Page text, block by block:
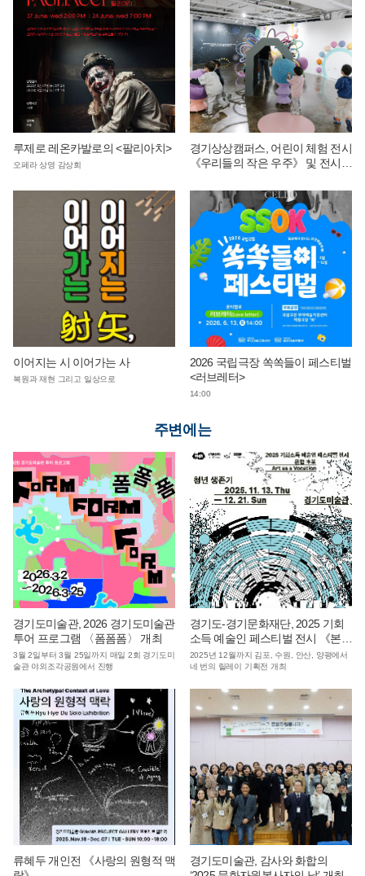
루제로 레온카발로의 <팔리아치>
오페라 상영 감상회
경기상상캠퍼스, 어린이 체험 전시
《우리들의 작은 우주》 및 전시
이어지는 시 이어가는 사
복원과 재현 그리고 일상으로
2026 국립극장 쏙쏙들이 페스티벌
<러브레터>
14:00
주변에는
경기도미술관, 2026 경기도미술관
투어 프로그램 〈폼폼폼〉 개최
3월 2일부터 3월 25일까지 매일 2회 경기도미
술관 야외조각공원에서 진행
경기도-경기문화재단, 2025 기회
소득 예술인 페스티벌 전시 《본
업》 “쳥년 생존기” 개최
2025년 12월까지 김포, 수원, 안산, 양평에서
네 번의 릴레이 기획전 개최
류혜두 개인전 《사랑의 원형적 맥
경기도미술관, 감사와 화합의